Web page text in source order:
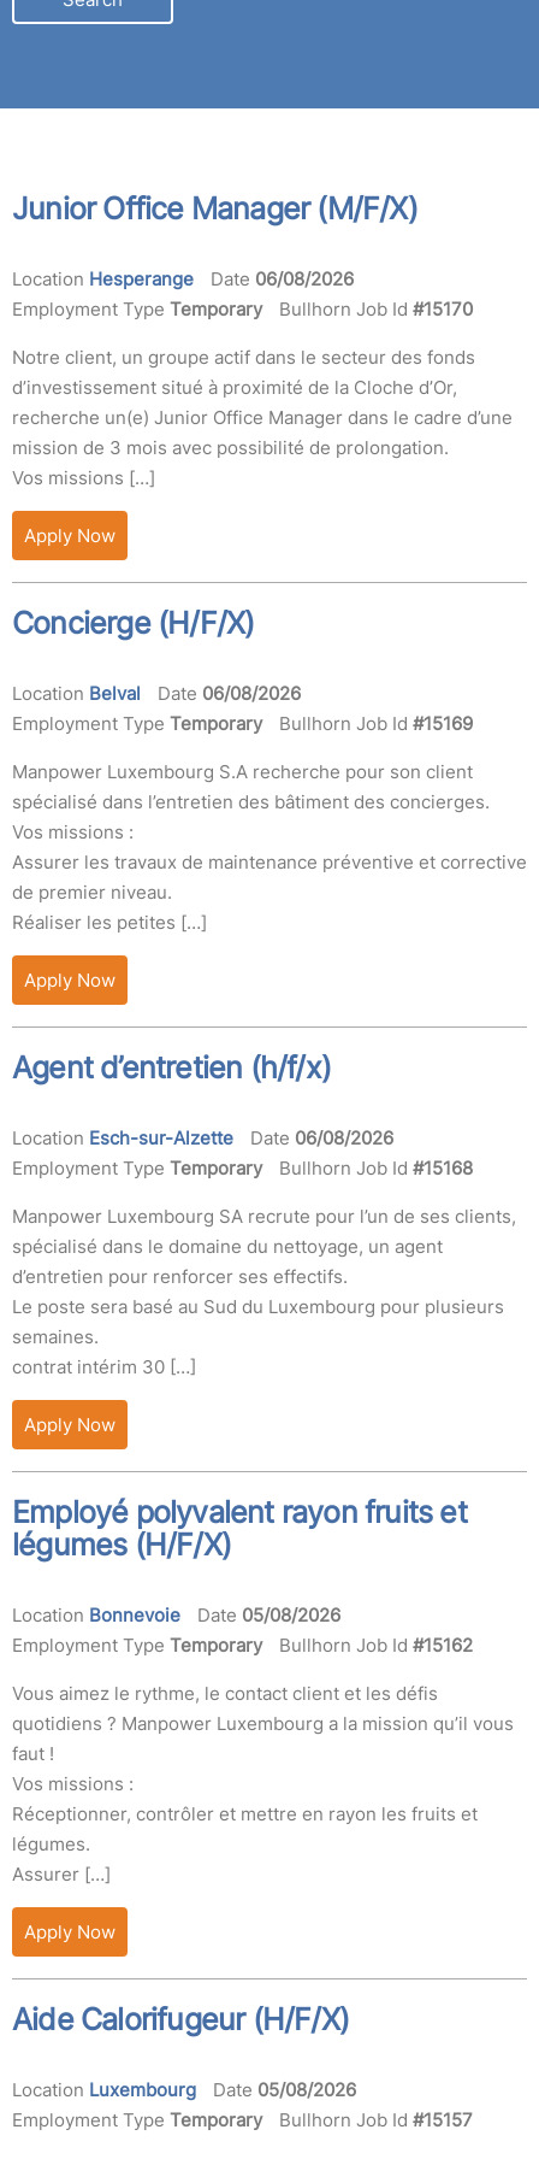
LOCATION
Junior Office Manager (M/F/X)
Location Hesperange Date 06/08/2026
Employment Type Temporary Bullhorn Job Id #15170
Notre client, un groupe actif dans le secteur des fonds
d’investissement situé à proximité de la Cloche d’Or,
recherche un(e) Junior Office Manager dans le cadre d’une
mission de 3 mois avec possibilité de prolongation.
Vos missions […]
Apply Now
Concierge (H/F/X)
Location Belval Date 06/08/2026
Employment Type Temporary Bullhorn Job Id #15169
Manpower Luxembourg S.A recherche pour son client
spécialisé dans l’entretien des bâtiment des concierges.
Vos missions :
Assurer les travaux de maintenance préventive et corrective
de premier niveau.
Réaliser les petites […]
Apply Now
Agent d’entretien (h/f/x)
Location Esch-sur-Alzette Date 06/08/2026
Employment Type Temporary Bullhorn Job Id #15168
Manpower Luxembourg SA recrute pour l’un de ses clients,
spécialisé dans le domaine du nettoyage, un agent
d’entretien pour renforcer ses effectifs.
Le poste sera basé au Sud du Luxembourg pour plusieurs
semaines.
contrat intérim 30 […]
Apply Now
Employé polyvalent rayon fruits et
légumes (H/F/X)
Location Bonnevoie Date 05/08/2026
Employment Type Temporary Bullhorn Job Id #15162
Vous aimez le rythme, le contact client et les défis
quotidiens ? Manpower Luxembourg a la mission qu’il vous
faut !
Vos missions :
Réceptionner, contrôler et mettre en rayon les fruits et
légumes.
Assurer […]
Apply Now
Aide Calorifugeur (H/F/X)
Location Luxembourg Date 05/08/2026
Employment Type Temporary Bullhorn Job Id #15157